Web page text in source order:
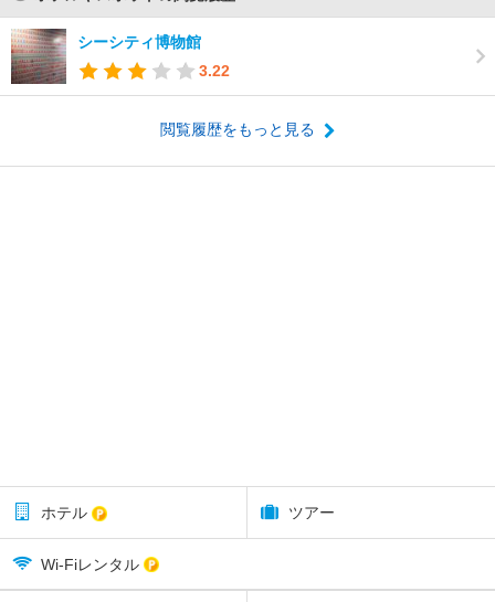
シーシティ博物館
3.22
閲覧履歴をもっと見る
ホテル ツアー
Wi-Fiレンタル